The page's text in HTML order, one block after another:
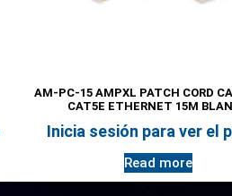
AM-PC-15 AMPXL PATCH CORD
CAT5E ETHERNET 15M
Inicia sesión para ver el
Read more